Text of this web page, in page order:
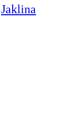
Jaklina